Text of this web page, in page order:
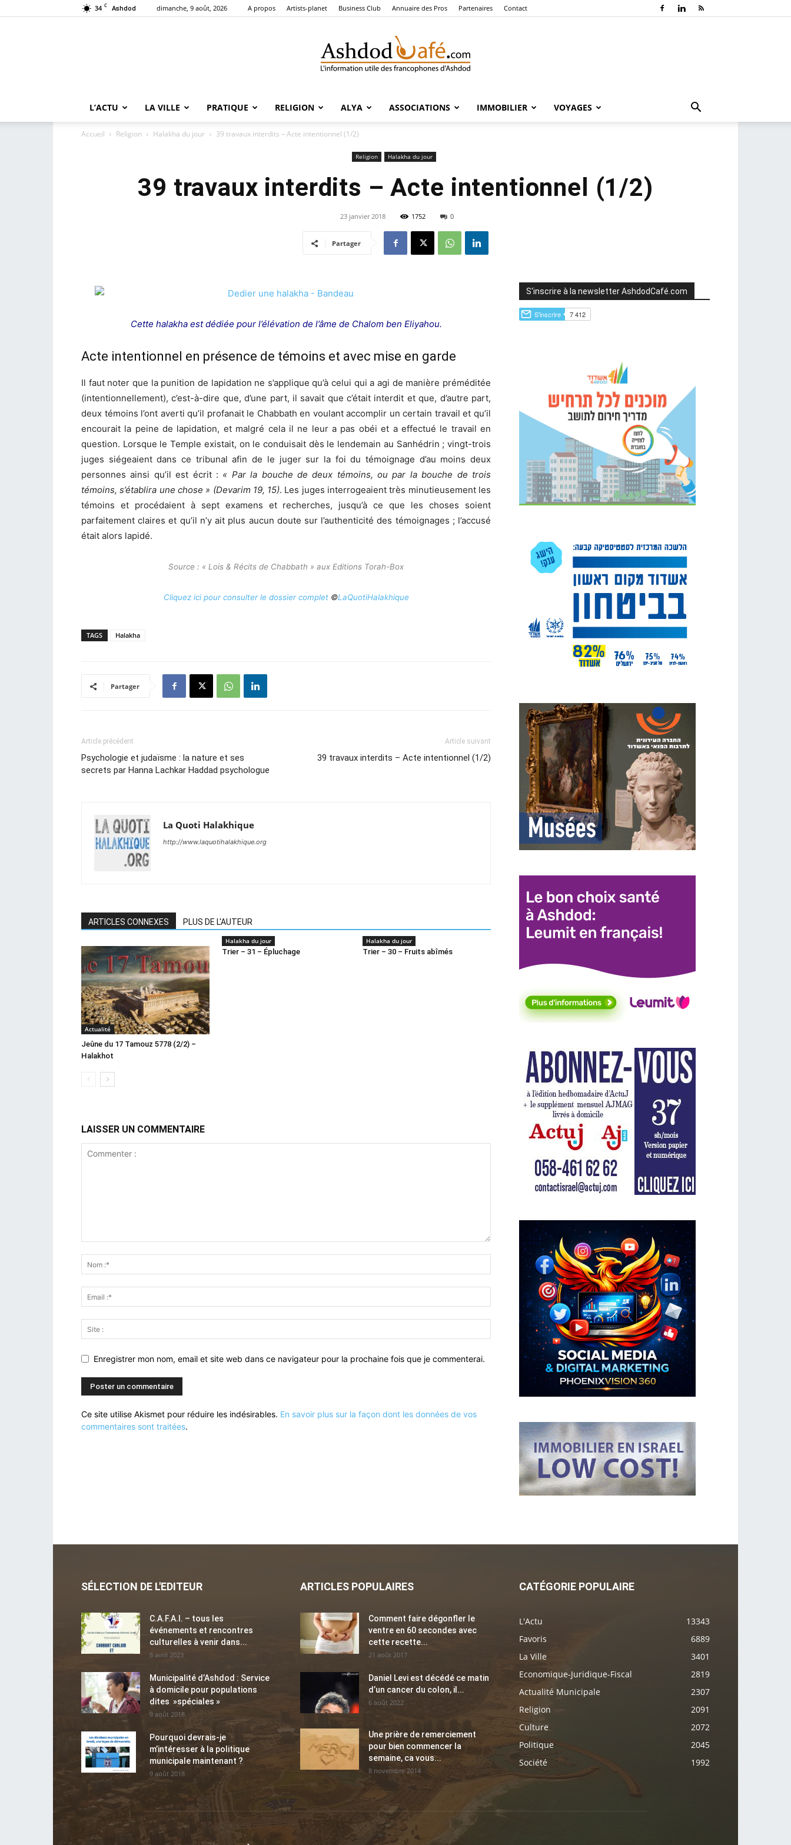
34 C Ashdod dimanche, 9 août, 2026 A propos Artists-planet Business Club Annuaire des Pros Partenaires Contact
Café
L’ACTU LA VILLE PRATIQUE RELIGION ALYA ASSOCIATIONS IMMOBILIER VOYAGES
Accueil Religion Halakha du jour 39 travaux interdits – Acte intentionnel (1/2)
Religion Halakha du jour
39 travaux interdits – Acte intentionnel (1/2)
23 janvier 2018 1752 0
Partager
Cette halakha est dédiée pour l’élévation de l’âme de Chalom ben Eliyahou.
Acte intentionnel en présence de témoins et avec mise en garde
Il faut noter que la punition de lapidation ne s’applique qu’à celui qui a agi de manière préméditée
(intentionnellement), c’est-à-dire que, d’une part, il savait que c’était interdit et que, d’autre part,
deux témoins l’ont averti qu’il profanait le Chabbath en voulant accomplir un certain travail et qu’il
encourait la peine de lapidation, et malgré cela il ne leur a pas obéi et a effectué le travail en
question. Lorsque le Temple existait, on le conduisait dès le lendemain au Sanhédrin ; vingt-trois
juges siégeaient dans ce tribunal afin de le juger sur la foi du témoignage d’au moins deux
personnes ainsi qu’il est écrit : « Par la bouche de deux témoins, ou par la bouche de trois
témoins, s’établira une chose » (Devarim 19, 15). Les juges interrogeaient très minutieusement les
témoins et procédaient à sept examens et recherches, jusqu’à ce que les choses soient
parfaitement claires et qu’il n’y ait plus aucun doute sur l’authenticité des témoignages ; l’accusé
était alors lapidé.
Source : « Lois & Récits de Chabbath » aux Editions Torah-Box
Cliquez ici pour consulter le dossier complet ©LaQuotiHalakhique
TAGS Halakha
Partager
Article précédent
Psychologie et judaïsme : la nature et ses
secrets par Hanna Lachkar Haddad psychologue
Article suivant
39 travaux interdits – Acte intentionnel (1/2)
La Quoti Halakhique
http://www.laquotihalakhique.org
ARTICLES CONNEXES PLUS DE L'AUTEUR
Actualité
Jeûne du 17 Tamouz 5778 (2/2) –
Halakhot
Halakha du jour
Trier – 31 – Épluchage
Halakha du jour
Trier – 30 – Fruits abîmés
LAISSER UN COMMENTAIRE
Enregistrer mon nom, email et site web dans ce navigateur pour la prochaine fois que je commenterai.
Ce site utilise Akismet pour réduire les indésirables. En savoir plus sur la façon dont les données de vos
commentaires sont traitées.
S'inscrire à la newsletter AshdodCafé.com
SÉLECTION DE L'EDITEUR
C.A.F.A.I. – tous les
événements et rencontres
culturelles à venir dans...
8 avril 2023
Municipalité d’Ashdod : Service
à domicile pour populations
dites »spéciales »
9 août 2018
Pourquoi devrais-je
m’intéresser à la politique
municipale maintenant ?
9 août 2018
ARTICLES POPULAIRES
Comment faire dégonfler le
ventre en 60 secondes avec
cette recette...
21 août 2017
Daniel Levi est décédé ce matin
d’un cancer du colon, il...
6 août 2022
Une prière de remerciement
pour bien commencer la
semaine, ca vous...
8 novembre 2014
CATÉGORIE POPULAIRE
L'Actu
13343
Favoris
6889
La Ville
3401
Economique-Juridique-Fiscal
2819
Actualité Municipale
2307
Religion
2091
Culture
2072
Politique
2045
Société
1992